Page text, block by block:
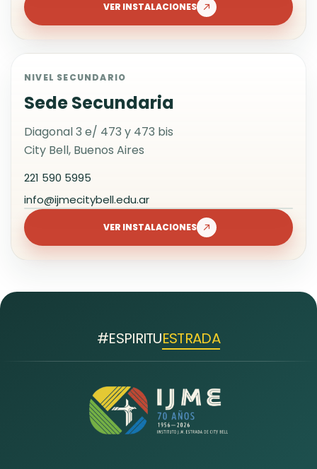
Nivel Primario
VER INSTALACIONES
NIVEL SECUNDARIO
Sede Secundaria
Diagonal 3 e/ 473 y 473 bis
City Bell, Buenos Aires
221 590 5995
info@ijmecitybell.edu.ar
Instituto José Manuel Estrada -
Nivel Secundario
VER INSTALACIONES
#ESPIRITUESTRADA